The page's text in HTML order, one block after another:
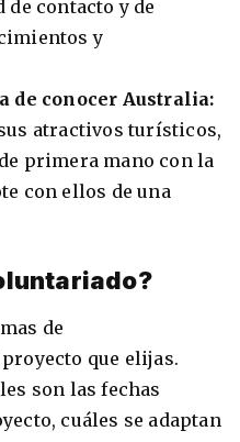
de contacto y de
y
de conocer Australia:
atractivos turísticos,
primera mano con la
con ellos de una
de
que elijas.
son las fechas
cuáles se adaptan